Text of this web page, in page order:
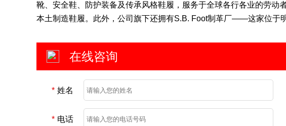
靴、安全鞋、防护装备及传承风格鞋履，服务于全球各行各业的劳动
本土制造鞋履。此外，公司旗下还拥有S.B. Foot制革厂——这家位于
在线咨询
* 姓名
* 电话